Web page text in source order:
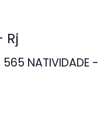
Rj
NATIVIDADE -